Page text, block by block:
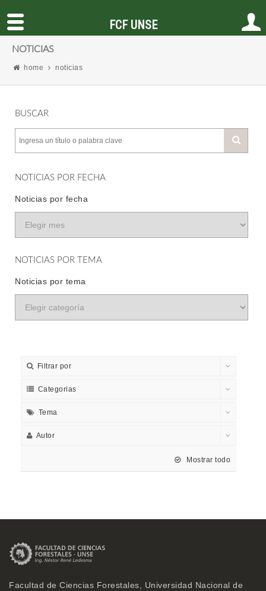
NOTICIAS
home noticias
BUSCAR
NOTICIAS POR FECHA
Noticias por fecha
NOTICIAS POR TEMA
Noticias por tema
Filtrar por
Categorias
Tema
Autor
Mostrar todo
Facultad de Ciencias Forestales, Universidad Nacional de
FCF UNSE